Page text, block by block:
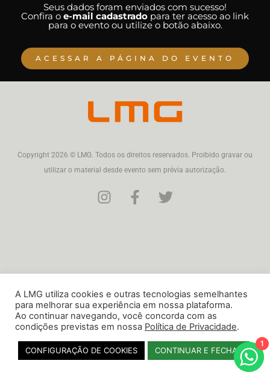
Seus dados foram enviados com sucesso!
Confira o e-mail cadastrado para ter acesso ao link
para o evento ou utilize o botão abaixo.
ACESSAR A PÁGINA DO EVENTO
Copyright 2026 © LMG. Todos os direitos reservados. Proibido gravar ou
utilizar o material desde evento sem prévia autorização.
A LMG utiliza cookies e outras tecnologias semelhantes
para melhorar sua experiência em nossa plataforma.
Ao continuar navegando, você concorda com as
condições previstas em nossa Política de Privacidade.
CONFIGURAÇÃO DE COOKIES CONTINUAR E FECHAR
1